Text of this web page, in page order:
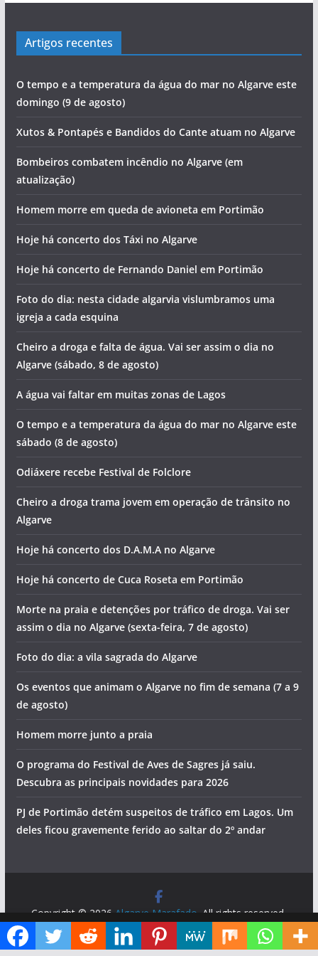
Artigos recentes
O tempo e a temperatura da água do mar no Algarve este
domingo (9 de agosto)
Xutos & Pontapés e Bandidos do Cante atuam no Algarve
Bombeiros combatem incêndio no Algarve (em
atualização)
Homem morre em queda de avioneta em Portimão
Hoje há concerto dos Táxi no Algarve
Hoje há concerto de Fernando Daniel em Portimão
Foto do dia: nesta cidade algarvia vislumbramos uma
igreja a cada esquina
Cheiro a droga e falta de água. Vai ser assim o dia no
Algarve (sábado, 8 de agosto)
A água vai faltar em muitas zonas de Lagos
O tempo e a temperatura da água do mar no Algarve este
sábado (8 de agosto)
Odiáxere recebe Festival de Folclore
Cheiro a droga trama jovem em operação de trânsito no
Algarve
Hoje há concerto dos D.A.M.A no Algarve
Hoje há concerto de Cuca Roseta em Portimão
Morte na praia e detenções por tráfico de droga. Vai ser
assim o dia no Algarve (sexta-feira, 7 de agosto)
Foto do dia: a vila sagrada do Algarve
Os eventos que animam o Algarve no fim de semana (7 a 9
de agosto)
Homem morre junto a praia
O programa do Festival de Aves de Sagres já saiu.
Descubra as principais novidades para 2026
PJ de Portimão detém suspeitos de tráfico em Lagos. Um
deles ficou gravemente ferido ao saltar do 2º andar
Copyright © 2026 Algarve Marafado . All rights reserved.
Theme:
ColorMag by ThemeGrill. Powered by WordPress
Diga ao Google que o Algarve Marafado é uma das suas fontes de informação preferidas